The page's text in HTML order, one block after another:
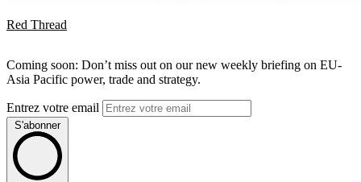
Red Thread
Coming soon: Don’t miss out on our new weekly briefing on EU-
Asia Pacific power, trade and strategy.
Entrez votre email
S'abonner